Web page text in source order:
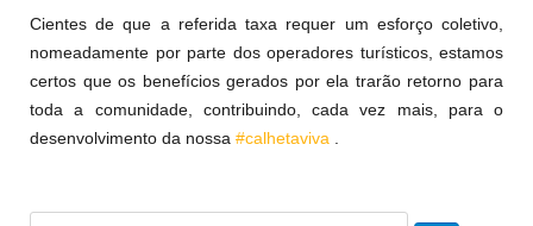
Cientes de que a referida taxa requer um esforço coletivo,
nomeadamente por parte dos operadores turísticos, estamos
certos que os benefícios gerados por ela trarão retorno para
toda a comunidade, contribuindo, cada vez mais, para o
desenvolvimento da nossa #calhetaviva